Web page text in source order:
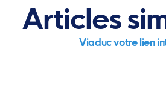
Articles
Viaduc votre lien